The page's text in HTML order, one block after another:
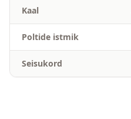
Kaal
Poltide istmik
Seisukord